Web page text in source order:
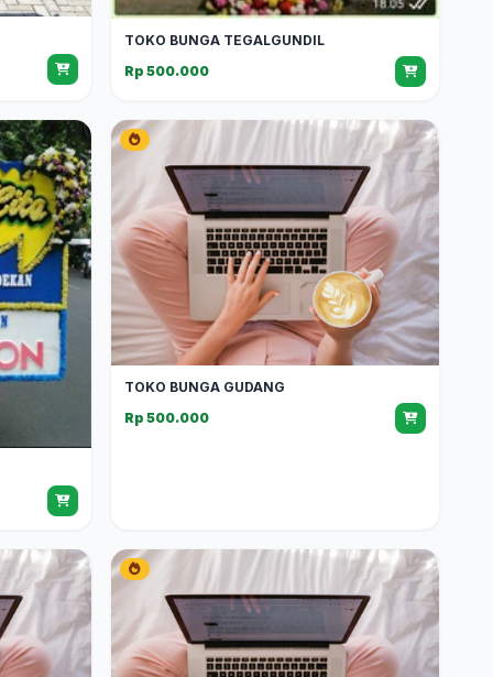
TOKO BUNGA TEGALGUNDIL
Rp 500.000
TOKO BUNGA GUDANG
Rp 500.000